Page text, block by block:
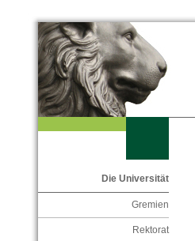
Die Universität
Gremien
Rektorat